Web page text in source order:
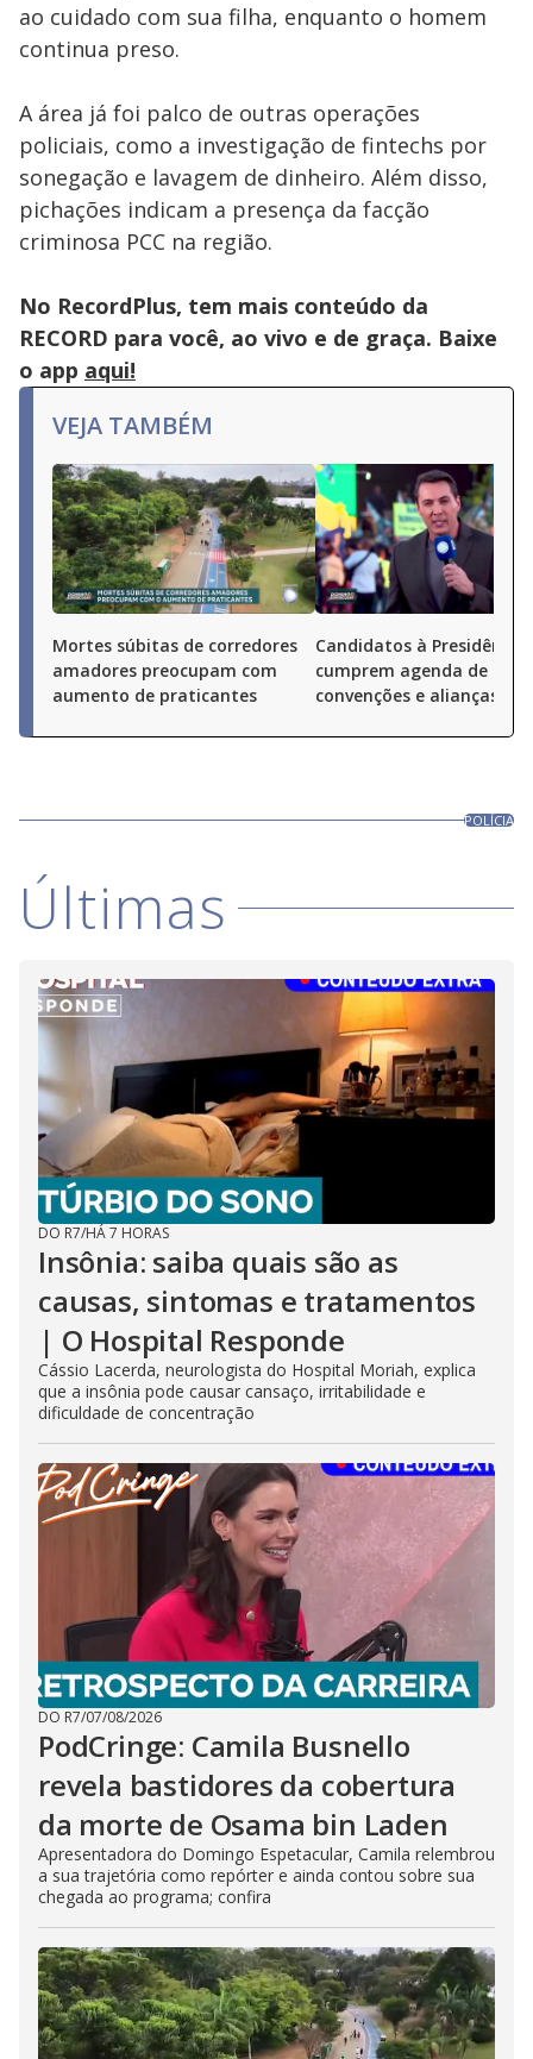
ao cuidado com sua filha, enquanto o homem
continua preso.
A área já foi palco de outras operações
policiais, como a investigação de fintechs por
sonegação e lavagem de dinheiro. Além disso,
pichações indicam a presença da facção
criminosa PCC na região.
No RecordPlus, tem mais conteúdo da
RECORD para você, ao vivo e de graça. Baixe
o app aqui!
VEJA TAMBÉM
Mortes súbitas de corredores
amadores preocupam com
aumento de praticantes
Candidatos à Presidência
cumprem agenda de
convenções e alianças
POLÍCIA
Últimas
DO R7/HÁ 7 HORAS
Insônia: saiba quais são as
causas, sintomas e tratamentos
| O Hospital Responde
Cássio Lacerda, neurologista do Hospital Moriah, explica
que a insônia pode causar cansaço, irritabilidade e
dificuldade de concentração
DO R7/07/08/2026
PodCringe: Camila Busnello
revela bastidores da cobertura
da morte de Osama bin Laden
Apresentadora do Domingo Espetacular, Camila relembrou
a sua trajetória como repórter e ainda contou sobre sua
chegada ao programa; confira